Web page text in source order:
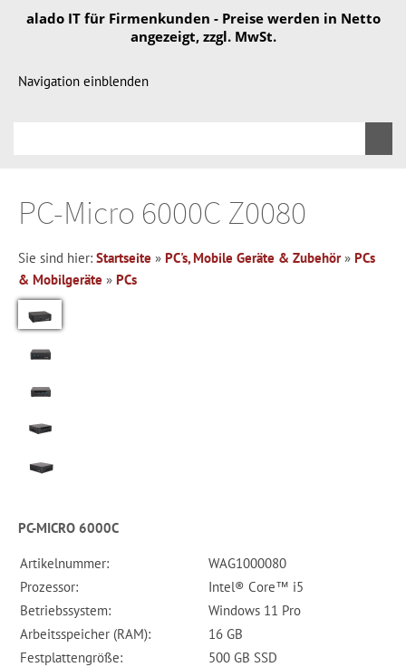
alado IT für Firmenkunden - Preise werden in Netto
angezeigt, zzgl. MwSt.
Navigation einblenden
PC-Micro 6000C Z0080
Sie sind hier: Startseite » PC's, Mobile Geräte & Zubehör» PCs
& Mobilgeräte » PCs
PC-MICRO 6000C
Artikelnummer:
WAG1000080
Prozessor:
Intel® Core™ i5
Betriebssystem:
Windows 11 Pro
Arbeitsspeicher (RAM):
16 GB
Festplattengröße:
500 GB SSD